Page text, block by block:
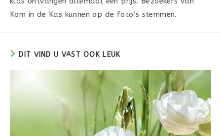
Kom in de Kas kunnen op de foto’s stemmen.
DIT VIND U VAST OOK LEUK